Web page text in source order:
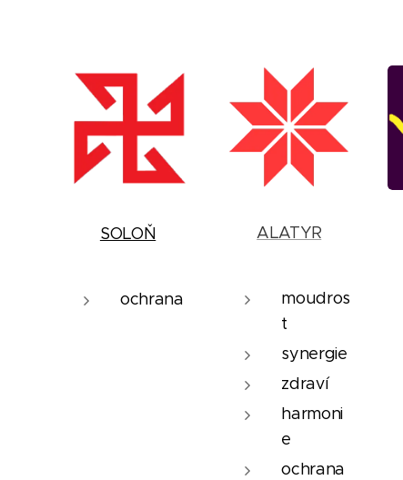
SOLOŇ
ochrana
ALATYR
moudros
t
synergie
zdraví
harmoni
e
ochrana